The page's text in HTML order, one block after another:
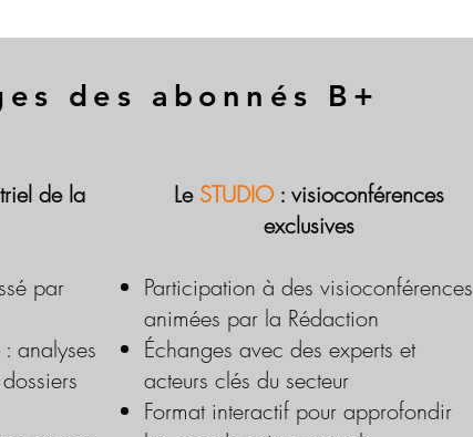
des abonnés B+
de la
par
analyses
Le STUDIO : visioconférences
exclusives
Participation à des visioconférences
animées par la Rédaction
Échanges avec des experts et
acteurs clés du secteur
Format interactif pour approfondir